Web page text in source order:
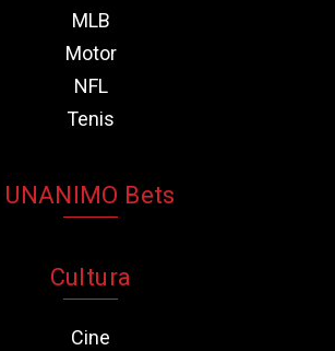
MLB
Motor
NFL
Tenis
UNANIMO Bets
Cultura
Cine